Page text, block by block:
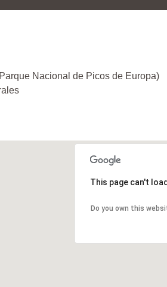
Nacional de Picos de Europa)
This page can't
Do you own this